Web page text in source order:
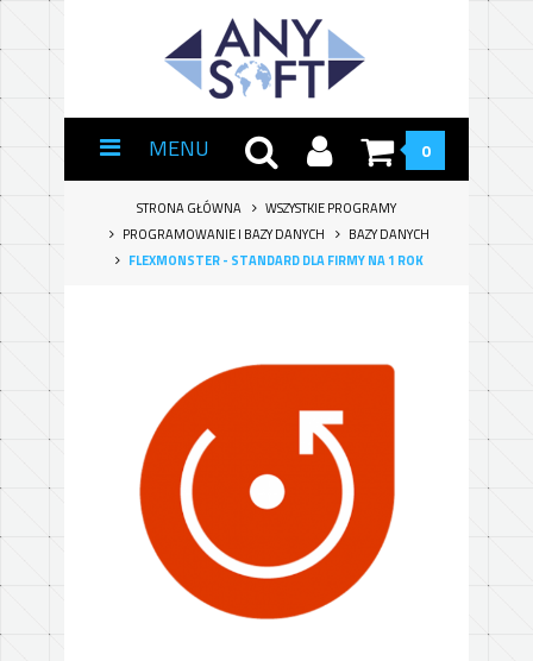
MENU 0
STRONA GŁÓWNA
WSZYSTKIE PROGRAMY
PROGRAMOWANIE I BAZY DANYCH
BAZY DANYCH
FLEXMONSTER - STANDARD DLA FIRMY NA 1 ROK